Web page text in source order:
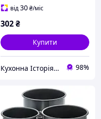
від30₴/міс
302₴
Купити
Кухонна Історія - товари для кухні та дому 98%